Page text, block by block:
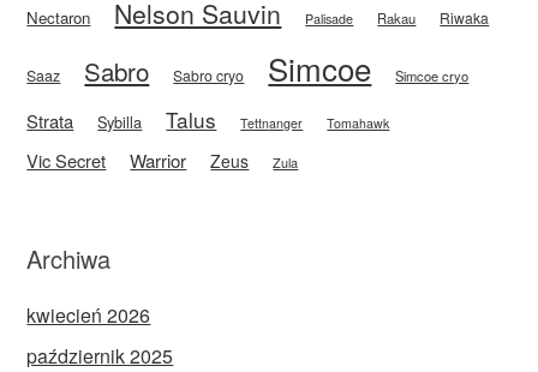
Nectaron Nelson Sauvin Palisade Rakau Riwaka
Saaz Sabro Sabro cryo Simcoe Simcoe cryo
Strata Sybilla Talus Tettnanger Tomahawk
Vic Secret Warrior Zeus Zula
Archiwa
kwiecień 2026
październik 2025